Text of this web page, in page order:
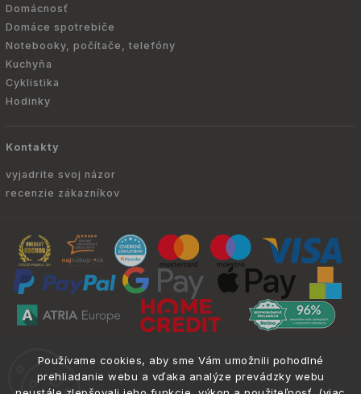
Používame cookies, aby sme Vám umožnili pohodlné
prehliadanie webu a vďaka analýze prevádzky webu
Domácnosť
Domáce spotrebiče
Notebooky, počítače, telefóny
Kuchyňa
Cyklistika
Hodinky
Kontakty
vyjadrite svoj názor
recenzie zákazníkov
práva vyhradené.